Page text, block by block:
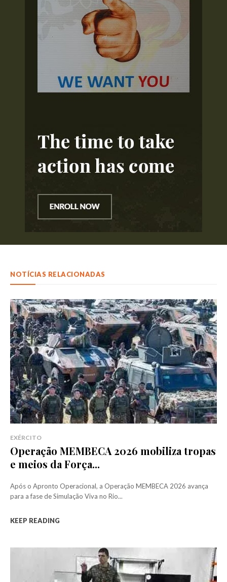
NOTÍCIAS RELACIONADAS
EXÉRCITO
Operação MEMBECA 2026 mobiliza tropas
e meios da Força...
Após o Apronto Operacional, a Operação MEMBECA 2026 avança
para a fase de Simulação Viva no Rio...
KEEP READING